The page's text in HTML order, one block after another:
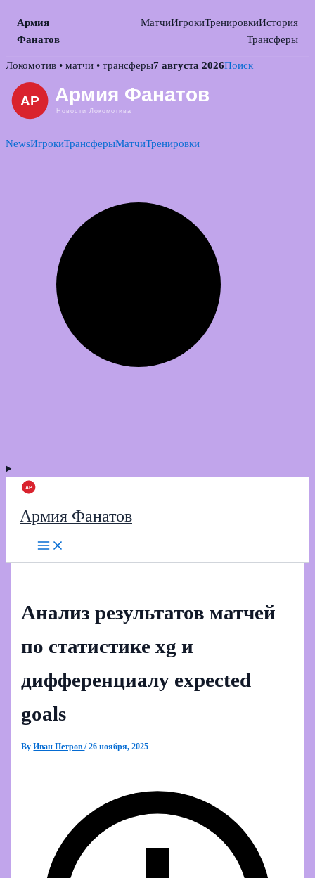
Армия
Фанатов
МатчиИгрокиТренировкиИстория
Трансферы
Skip
content
Локомотив • матчи • трансферы7 августа 2026Поиск
NewsИгрокиТрансферыМатчиТренировки
Армия Фанатов
Анализ результатов матчей
по статистике xg и
дифференциалу expected
goals
ByИван Петров/26 ноября, 2025